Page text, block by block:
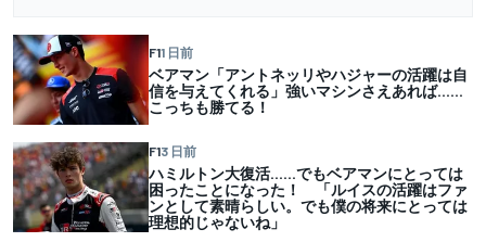
F11 日前
ベアマン「アントネッリやハジャーの活躍は自
信を与えてくれる」強いマシンさえあれば……
こっちも勝てる！
F13 日前
ハミルトン大復活……でもベアマンにとっては
困ったことになった！ 「ルイスの活躍はファ
ンとして素晴らしい。でも僕の将来にとっては
理想的じゃないね」